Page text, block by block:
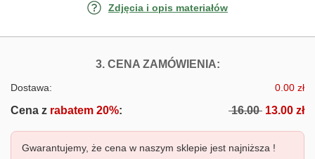
Zdjęcia i opis materiałów
3. CENA ZAMÓWIENIA:FOTOTAPETY
Dostawa: 0.00 zł
Cena z rabatem 20%: 16.00 13.00 zł
Gwarantujemy, że cena w naszym sklepie jest najniższa !